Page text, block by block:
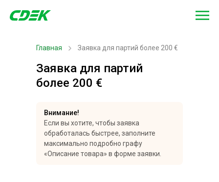
Заявка для партий
более 200 €
Заявка для партий более 200 €
Главная
Внимание!
Если вы хотите, чтобы заявка
обработалась быстрее, заполните
максимально подробно графу
«Описание товара» в форме заявки.